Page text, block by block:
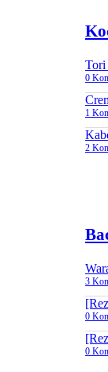
Tori
0
1
2
3
0
0